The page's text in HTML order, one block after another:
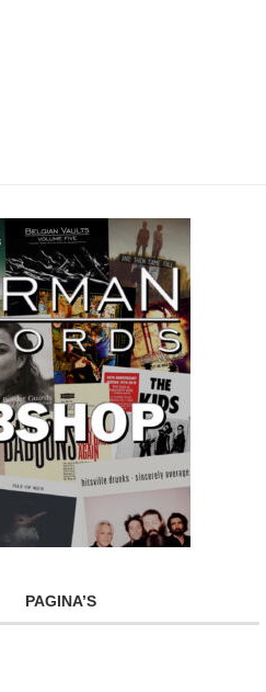
PAGINA’S